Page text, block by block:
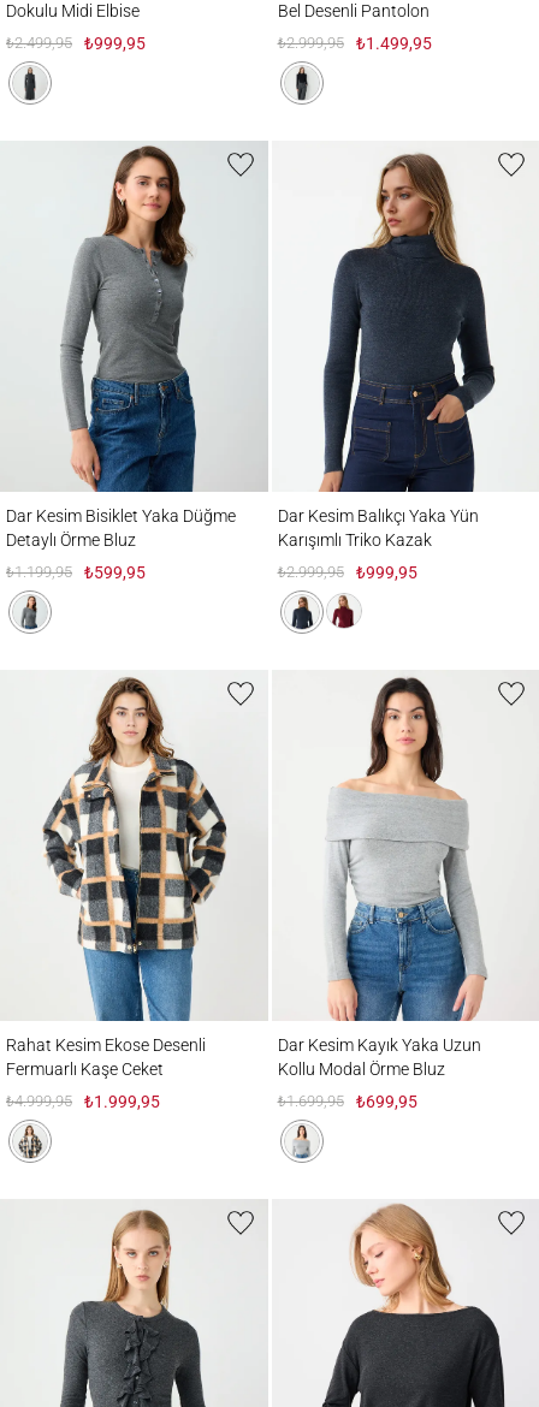
Dokulu Midi Elbise
₺2.499,95 ₺999,95
Bel Desenli Pantolon
₺2.999,95 ₺1.499,95
Dar Kesim Bisiklet Yaka Düğme
Detaylı Örme Bluz
₺1.199,95 ₺599,95
Dar Kesim Balıkçı Yaka Yün
Karışımlı Triko Kazak
₺2.999,95 ₺999,95
Rahat Kesim Ekose Desenli
Fermuarlı Kaşe Ceket
₺4.999,95 ₺1.999,95
Dar Kesim Kayık Yaka Uzun
Kollu Modal Örme Bluz
₺1.699,95 ₺699,95